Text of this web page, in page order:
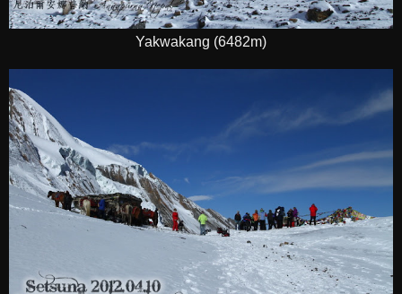
Yakwakang (6482m)